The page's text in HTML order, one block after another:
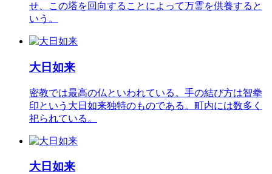
せ、この塔を回向することによって万霊を供養すると
いう。
大日如来
密教では最高の仏といわれている。手の結び方は智拳
印という大日如来独特のものである。町内には数多く
祀られている。
大日如来